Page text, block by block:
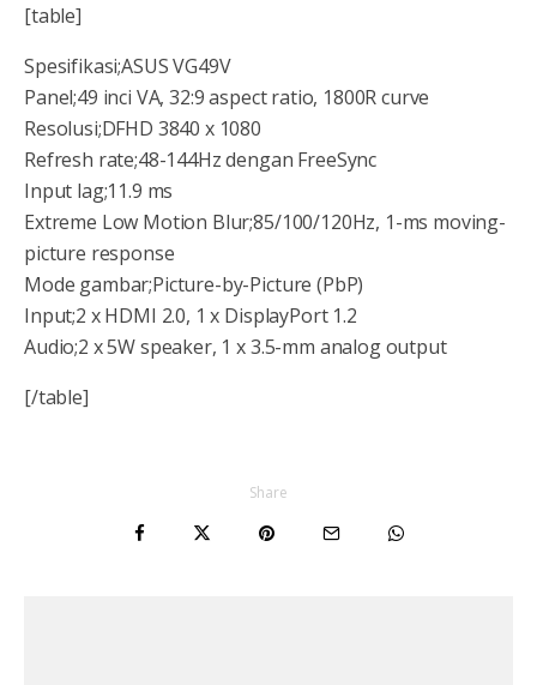
[table]
Spesifikasi;ASUS VG49V
Panel;49 inci VA, 32:9 aspect ratio, 1800R curve
Resolusi;DFHD 3840 x 1080
Refresh rate;48-144Hz dengan FreeSync
Input lag;11.9 ms
Extreme Low Motion Blur;85/100/120Hz, 1-ms moving-
picture response
Mode gambar;Picture-by-Picture (PbP)
Input;2 x HDMI 2.0, 1 x DisplayPort 1.2
Audio;2 x 5W speaker, 1 x 3.5-mm analog output
[/table]
Share